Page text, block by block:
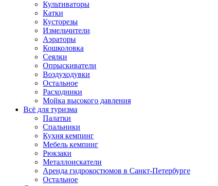
Культиваторы
Катки
Кусторезы
Измельчители
Аэраторы
Кошколовка
Сеялки
Опрыскиватели
Воздуходувки
Остальное
Расходники
Мойка высокого давления
Всё для туризма
Палатки
Спальники
Кухня кемпинг
Мебель кемпинг
Рюкзаки
Металлоискатели
Аренда гидрокостюмов в Санкт-Петербурге
Остальное